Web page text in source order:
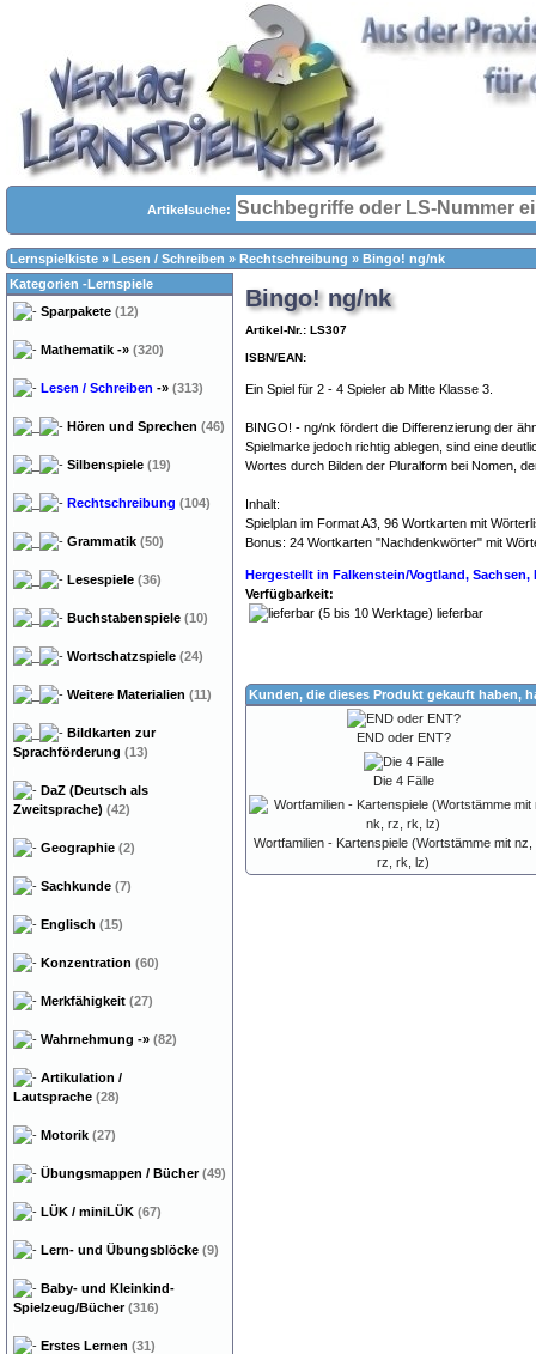
Artikelsuche:
Lernspielkiste » Lesen / Schreiben » Rechtschreibung » Bingo! ng/nk
Bingo! ng/nk
Artikel-Nr.: LS307
ISBN/EAN:
Ein Spiel für 2 - 4 Spieler ab Mitte Klasse 3.
BINGO! - ng/nk fördert die Differenzierung der
Spielmarke jedoch richtig ablegen, sind eine
Wortes durch Bilden der Pluralform bei Nomen,
Inhalt:
Spielplan im Format A3, 96 Wortkarten mit
Bonus: 24 Wortkarten "Nachdenkwörter" mit
Hergestellt in Falkenstein/Vogtland, Sachsen,
Verfügbarkeit:
lieferbar
Kunden, die dieses Produkt gekauft haben,
END oder ENT?
Die 4 Fälle
Wortfamilien - Kartenspiele (Wortstämme mit nz,
rz, rk, lz)
Kategorien -Lernspiele
Sparpakete (12)
Mathematik -» (320)
Lesen / Schreiben -» (313)
Hören und Sprechen (46)
Silbenspiele (19)
Rechtschreibung (104)
Grammatik (50)
Lesespiele (36)
Buchstabenspiele (10)
Wortschatzspiele (24)
Weitere Materialien (11)
Bildkarten zur
Sprachförderung (13)
DaZ (Deutsch als
Zweitsprache) (42)
Geographie (2)
Sachkunde (7)
Englisch (15)
Konzentration (60)
Merkfähigkeit (27)
Wahrnehmung -» (82)
Artikulation /
Lautsprache (28)
Motorik (27)
Übungsmappen / Bücher(49)
LÜK / miniLÜK (67)
Lern- und Übungsblöcke (9)
Baby- und Kleinkind-
Spielzeug/Bücher(316)
Erstes Lernen (31)